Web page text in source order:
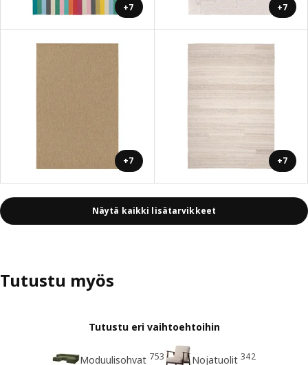
+7 +7
+7 +7
Näytä kaikki lisätarvikkeet
Tutustu myös
Tutustu eri vaihtoehtoihin
Moduulisohvat 753 Nojatuolit 342